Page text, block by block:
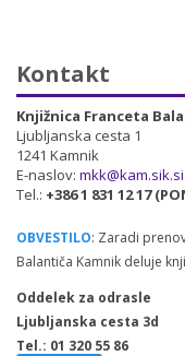
Kontakt
Knjižnica Franceta
Ljubljanska cesta 1
1241 Kamnik
E-naslov: mkk@kam.sik.si
Tel.: +386 1 831 12 17
OBVESTILO: Zaradi
Balantiča Kamnik deluje
Oddelek za odrasle
Ljubljanska cesta 3d
Tel.: 01 320 55 86